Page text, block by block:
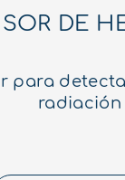
DE
para
radiación